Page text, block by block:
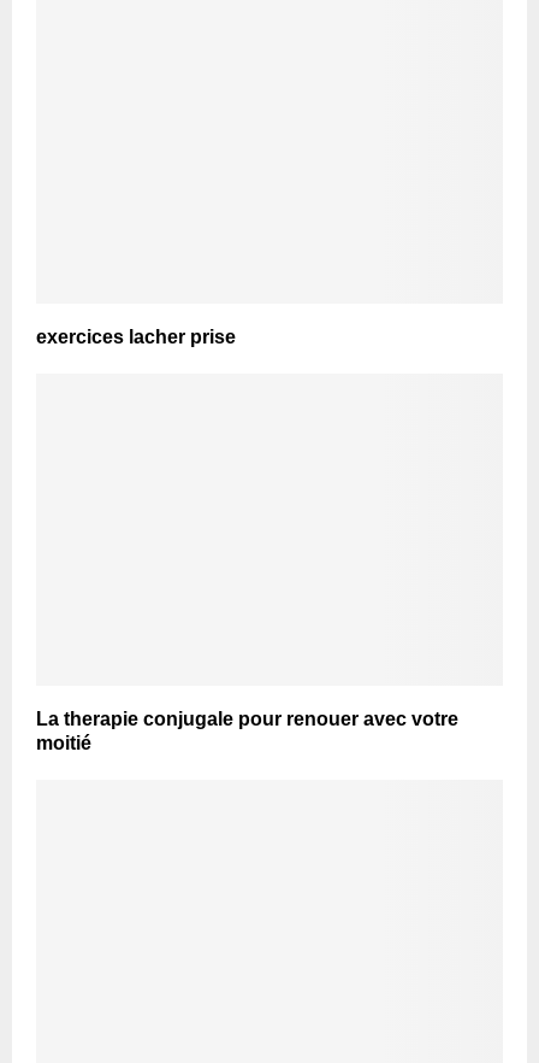
exercices lacher prise
La therapie conjugale pour renouer avec votre
moitié